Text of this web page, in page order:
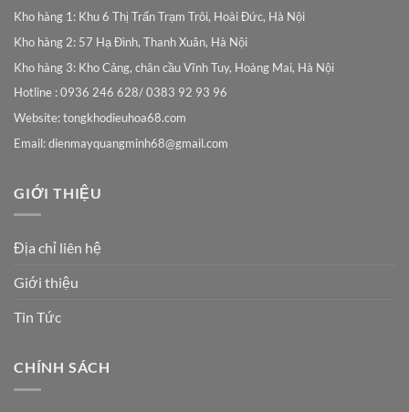
Kho hàng 1: Khu 6 Thị Trấn Trạm Trôi, Hoài Đức, Hà Nội
Kho hàng 2: 57 Hạ Đình, Thanh Xuân, Hà Nội
Kho hàng 3: Kho Cảng, chân cầu Vĩnh Tuy, Hoàng Mai, Hà Nội
Hotline : 0936 246 628/ 0383 92 93 96
Website: tongkhodieuhoa68.com
Email:dienmayquangminh68@gmail.com
GIỚI THIỆU
Địa chỉ liên hệ
Giới thiệu
Tin Tức
CHÍNH SÁCH